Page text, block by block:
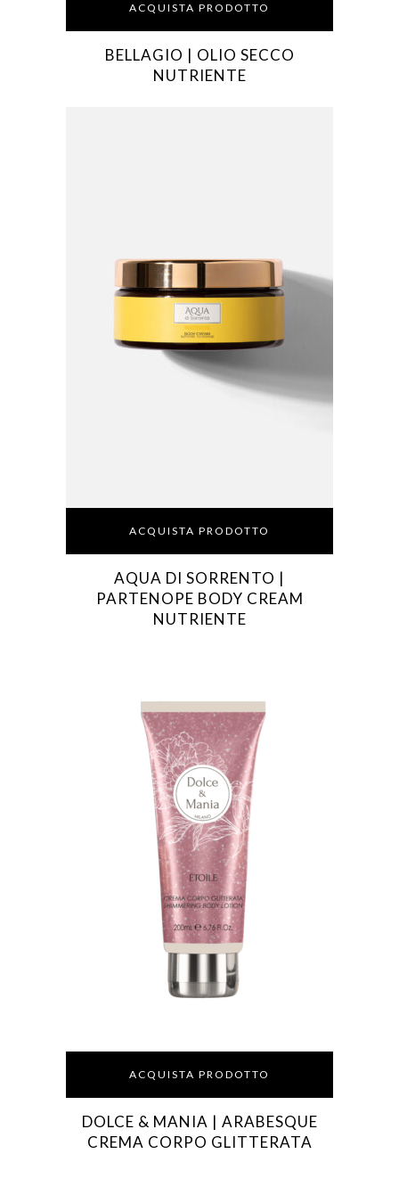
ACQUISTA PRODOTTO
BELLAGIO | OLIO SECCO
NUTRIENTE
ACQUISTA PRODOTTO
AQUA DI SORRENTO |
PARTENOPE BODY CREAM
NUTRIENTE
ACQUISTA PRODOTTO
DOLCE & MANIA | ARABESQUE
CREMA CORPO GLITTERATA